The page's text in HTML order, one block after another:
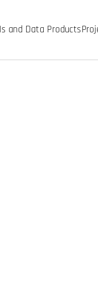
and Data Products